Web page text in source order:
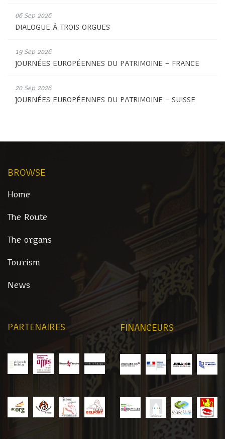
06 Sep 2026
DIALOGUE À TROIS ORGUES
19 Sep 2026
JOURNÉES EUROPÉENNES DU PATRIMOINE – FRANCE
20 Sep 2026
JOURNÉES EUROPÉENNES DU PATRIMOINE – SUISSE
BROWSE
Home
The Route
The organs
Tourism
News
PARTENAIRES FINANCEURS